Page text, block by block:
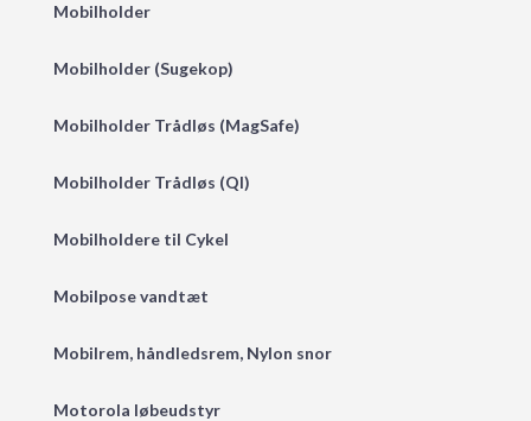
Mobilholder
Mobilholder (Sugekop)
Mobilholder Trådløs (MagSafe)
Mobilholder Trådløs (QI)
Mobilholdere til Cykel
Mobilpose vandtæt
Mobilrem, håndledsrem, Nylon snor
Motorola løbeudstyr